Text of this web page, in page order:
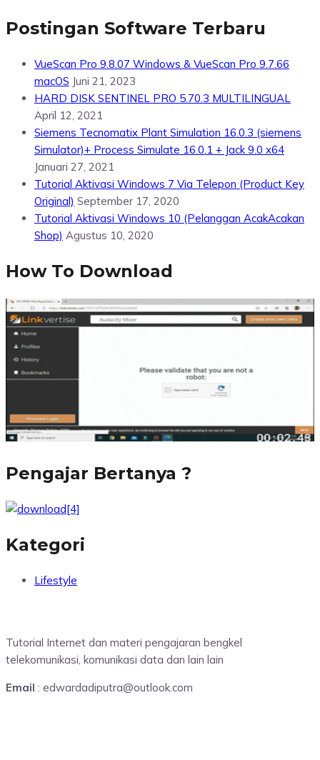
Postingan Software Terbaru
VueScan Pro 9.8.07 Windows & VueScan Pro 9.7.66
macOS Juni 21, 2023
HARD DISK SENTINEL PRO 5.70.3 MULTILINGUAL
April 12, 2021
Siemens Tecnomatix Plant Simulation 16.0.3 (siemens
Simulator)+ Process Simulate 16.0.1 + Jack 9.0 x64
Januari 27, 2021
Tutorial Aktivasi Windows 7 Via Telepon (Product Key
Original) September 17, 2020
Tutorial Aktivasi Windows 10 (Pelanggan AcakAcakan
Shop) Agustus 10, 2020
How To Download
Pengajar Bertanya ?
Kategori
Lifestyle
Tutorial Internet dan materi pengajaran bengkel
telekomunikasi, komunikasi data dan lain lain
Email : edwardadiputra@outlook.com